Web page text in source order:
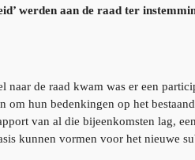
werden aan de raad ter
naar de raad kwam was er een
om hun bedenkingen op het
van al die bijeenkomsten lag,
kunnen vormen voor het nieuwe